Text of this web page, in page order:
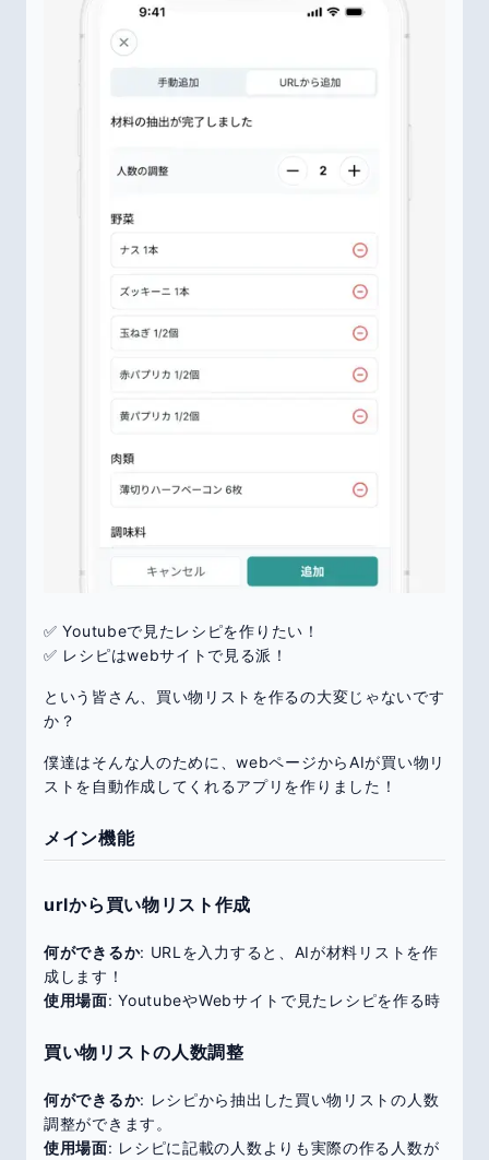
✅️ Youtubeで見たレシピを作りたい！
✅️ レシピはwebサイトで見る派！
という皆さん、買い物リストを作るの大変じゃないです
か？
僕達はそんな人のために、webページからAIが買い物リ
ストを自動作成してくれるアプリを作りました！
メイン機能
urlから買い物リスト作成
何ができるか: URLを入力すると、AIが材料リストを作
成します！
使用場面: YoutubeやWebサイトで見たレシピを作る時
買い物リストの人数調整
何ができるか: レシピから抽出した買い物リストの人数
調整ができます。
使用場面: レシピに記載の人数よりも実際の作る人数が